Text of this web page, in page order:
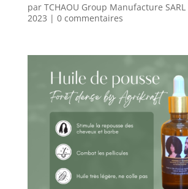
par TCHAOU Group Manufacture SARL
2023 | 0 commentaires